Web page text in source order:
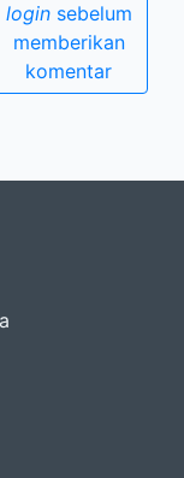
loginsebelum
memberikan
komentar